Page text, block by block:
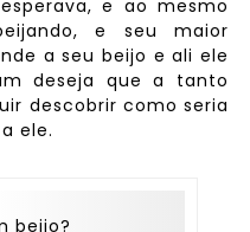
e ao mesmo
e seu maior
a seu beijo e ali ele
deseja que a tanto
descobrir como seria
ele.
beijo?